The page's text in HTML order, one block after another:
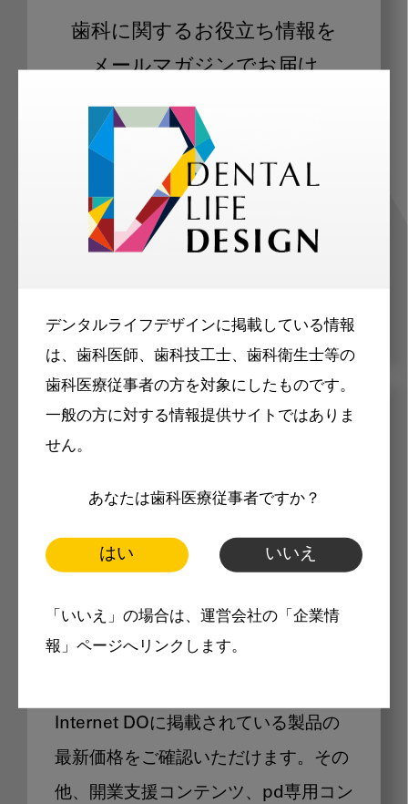
デンタルライフデザインに掲載している情報
は、歯科医師、歯科技工士、歯科衛生士等の
歯科医療従事者の方を対象にしたものです。
一般の方に対する情報提供サイトではありま
せん。
あなたは歯科医療従事者ですか？
はい いいえ
「いいえ」の場合は、運営会社の「企業情
報」ページへリンクします。
歯科に関するお役立ち情報を
メールマガジンでお届け
ご登録いただいた職種（歯科医師、歯
科衛生士、歯科技工士）に合わせた内
容のメールマガジンをお届けします。
メリット
製品価格も閲覧可能
Internet DOに掲載されている製品の
最新価格をご確認いただけます。その
他、開業支援コンテンツ、pd専用コン